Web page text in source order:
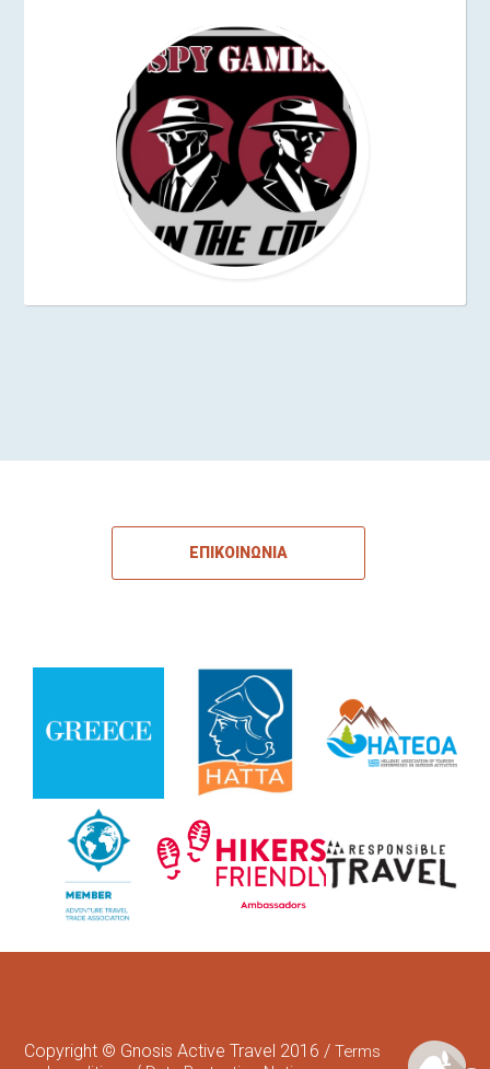
ΕΠΙΚΟΙΝΩΝΙΑ
Copyright © Gnosis Active Travel 2016 /Terms